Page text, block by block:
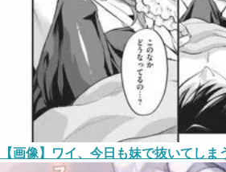
【画像】ワイ、今日も妹で抜いてしま